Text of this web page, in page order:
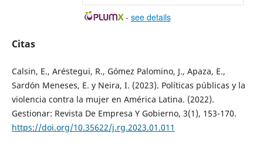
- see details
Citas
Calsin, E., Aréstegui, R., Gómez Palomino, J., Apaza, E.,
Sardón Meneses, E. y Neira, I. (2023). Políticas públicas y la
violencia contra la mujer en América Latina. (2022).
Gestionar: Revista De Empresa Y Gobierno, 3(1), 153-170.
https://doi.org/10.35622/j.rg.2023.01.011